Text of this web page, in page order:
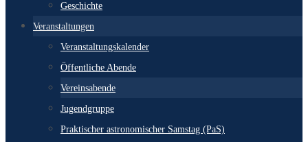
Geschichte
Veranstaltungen
Veranstaltungskalender
Öffentliche Abende
Vereinsabende
Jugendgruppe
Praktischer astronomischer Samstag (PaS)